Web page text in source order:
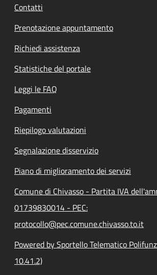
Contatti
Prenotazione appuntamento
Richiedi assistenza
Statistiche del portale
Leggi le FAQ
Pagamenti
Riepilogo valutazioni
Segnalazione disservizio
Piano di miglioramento dei servizi
Comune di Chivasso - Partita IVA
01739830014 - PEC:
protocollo@pec.comune.chivasso.to.it
Powered by Sportello Telematico
10.41.2)